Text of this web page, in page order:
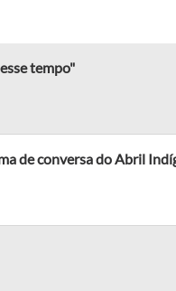
tempo"
de conversa do Abril